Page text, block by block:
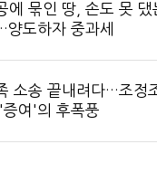
에 묶인 땅, 손도 못 댔
양도하자 중과세
소송 끝내려다…조정
증여'의 후폭풍